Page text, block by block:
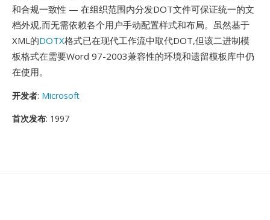
和合规一致性 — 在组织范围内分发DOT文件可保证统一的文
档外观,而无需依赖各个用户手动配置样式和布局。虽然基于
XML的DOTX格式已在现代工作流中取代DOT,但该二进制模
板格式在需要Word 97-2003兼容性的环境和遗留模板库中仍
在使用。
开发者: Microsoft
首次发布: 1997